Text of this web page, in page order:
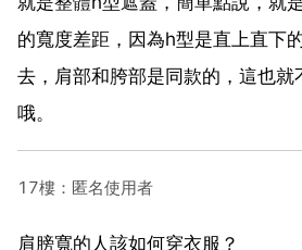
的寬度差距，因為h型是直上直下
去，肩部和胯部是同款的，這也就
哦。
17樓：匿名使用者
肩膀寬的人該如何穿衣服？